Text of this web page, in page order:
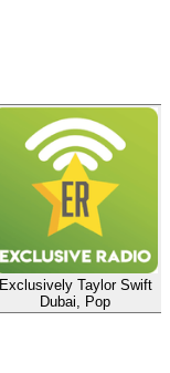
Exclusively Taylor Swift
Dubai, Pop